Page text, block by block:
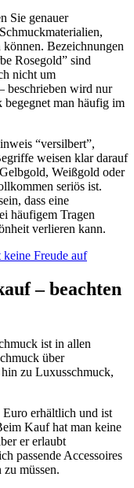
Sie genauer
Bezeichnungen
Rosegold” sind
nicht um
beschrieben wird nur
man häufig im
“versilbert”,
weisen klar darauf
Weißgold oder
seriös ist.
dass eine
häufigem Tragen
verlieren kann.
– beachten
ist in allen
über
zu Luxusschmuck,
erhältlich und ist
Kauf hat man keine
er erlaubt
passende Accessoires
müssen.